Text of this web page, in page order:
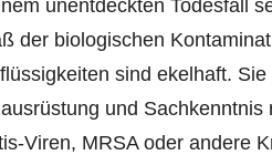
unentdeckten Todesfall
der biologischen
sind ekelhaft.
und
Viren, MRSA oder andere